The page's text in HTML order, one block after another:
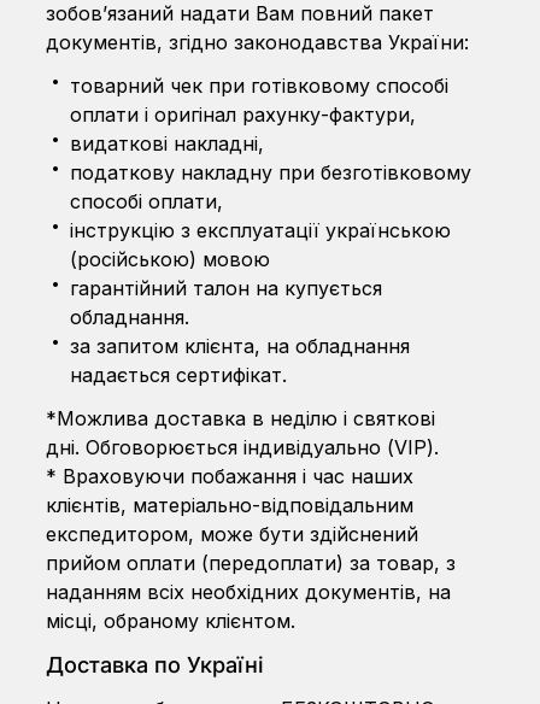
зобов’язаний надати Вам повний пакет
документів, згідно законодавства України:
товарний чек при готівковому способі
оплати і оригінал рахунку-фактури,
видаткові накладні,
податкову накладну при безготівковому
способі оплати,
інструкцію з експлуатації українською
(російською) мовою
гарантійний талон на купується
обладнання.
за запитом клієнта, на обладнання
надається сертифікат.
*Можлива доставка в неділю і святкові
дні. Обговорюється індивідуально (VIP).
* Враховуючи побажання і час наших
клієнтів, матеріально-відповідальним
експедитором, може бути здійснений
прийом оплати (передоплати) за товар, з
наданням всіх необхідних документів, на
місці, обраному клієнтом.
Доставка по Україні